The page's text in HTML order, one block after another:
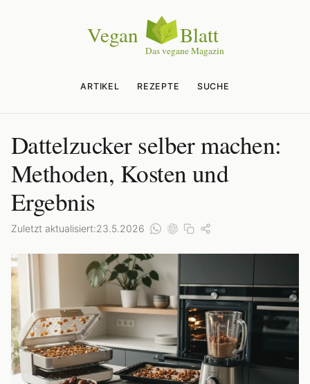
ARTIKEL REZEPTE SUCHE
Dattelzucker selber machen:
Methoden, Kosten und
Ergebnis
Zuletzt aktualisiert:23.5.2026